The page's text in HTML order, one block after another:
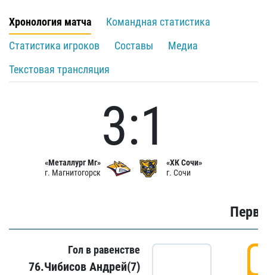
Хронология матча
Командная статистика
Статистика игроков
Составы
Медиа
Текстовая трансляция
«Металлург Мг»
г. Магнитогорск
3:1
«ХК Сочи»
г. Сочи
Гол в равенстве
76.Чибисов Андрей(7)